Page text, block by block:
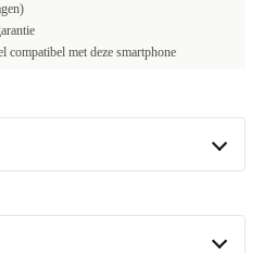
compatibel met deze smartphone
+€46